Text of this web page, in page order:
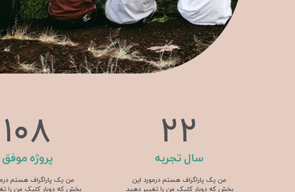
سال تجربه
32
من یک پاراگراف هستم درمورد این
بخش که دوبار کلیک من را تغییر دهید.
پروژه موفق
154
من یک پاراگراف هستم
بخش که دوبار کلیک من را